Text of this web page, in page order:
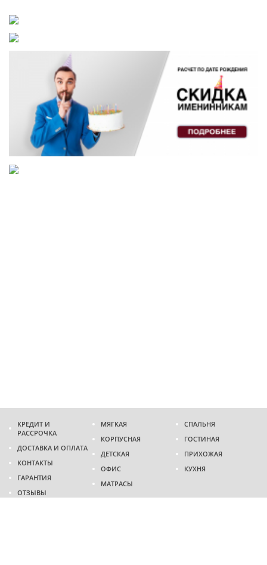
КРЕДИТ И
РАССРОЧКА
ДОСТАВКА И ОПЛАТА
КОНТАКТЫ
ГАРАНТИЯ
ОТЗЫВЫ
МЯГКАЯ
КОРПУСНАЯ
ДЕТСКАЯ
ОФИС
МАТРАСЫ
СПАЛЬНЯ
ГОСТИНАЯ
ПРИХОЖАЯ
КУХНЯ